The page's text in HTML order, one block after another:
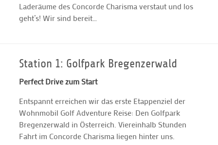
Laderäume des Concorde Charisma verstaut und los
geht’s! Wir sind bereit…
Station 1: Golfpark Bregenzerwald
Perfect Drive zum Start
Entspannt erreichen wir das erste Etappenziel der
Wohnmobil Golf Adventure Reise: Den Golfpark
Bregenzerwald in Österreich. Viereinhalb Stunden
Fahrt im Concorde Charisma liegen hinter uns.